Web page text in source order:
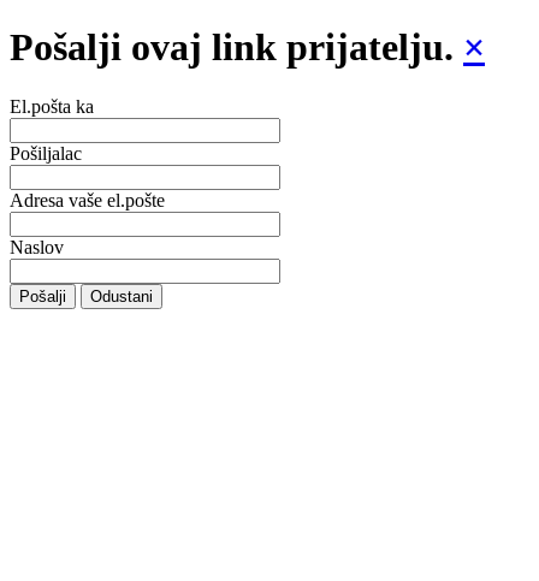
Pošalji ovaj link prijatelju. ×
El.pošta ka
Pošiljalac
Adresa vaše el.pošte
Naslov
Pošalji Odustani